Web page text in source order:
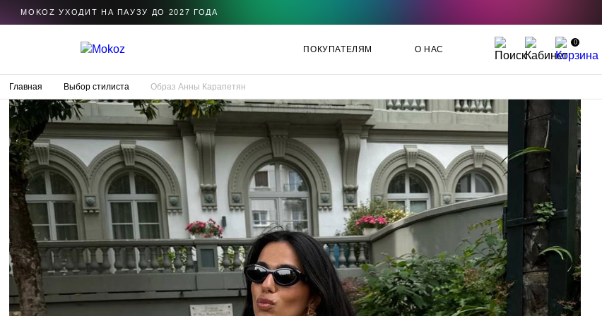
MOKOZ УХОДИТ НА ПАУЗУ ДО 2027 ГОДА
ПОКУПАТЕЛЯМ О НАС
0
Главная Выбор стилиста Образ Анны Карапетян